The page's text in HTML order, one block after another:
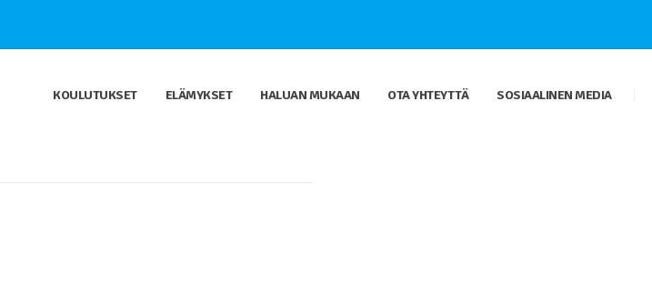
KOULUTUKSET ELÄMYKSET HALUAN MUKAAN OTA YHTEYTTÄ SOSIAALINEN MEDIA